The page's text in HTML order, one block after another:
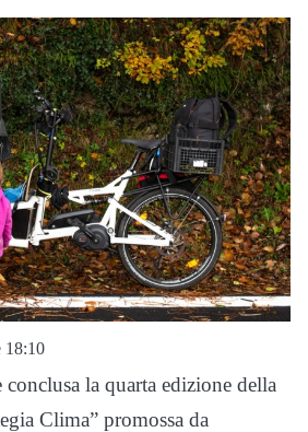
18:10
la quarta edizione della
Clima” promossa da